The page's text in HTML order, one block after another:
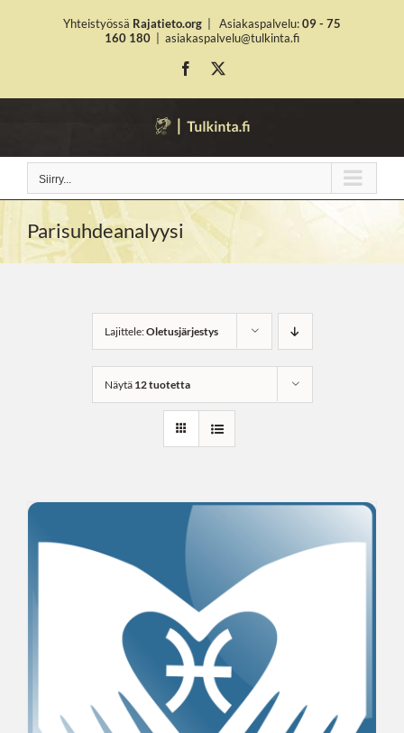
Yhteistyössä Rajatieto.org Asiakaspalvelu:09 - 75
160 180
asiakaspalvelu@tulkinta.fi
Facebook
Siirry...
Parisuhdeanalyysi
Lajittele:Oletusjärjestys
Näytä 12 tuotetta